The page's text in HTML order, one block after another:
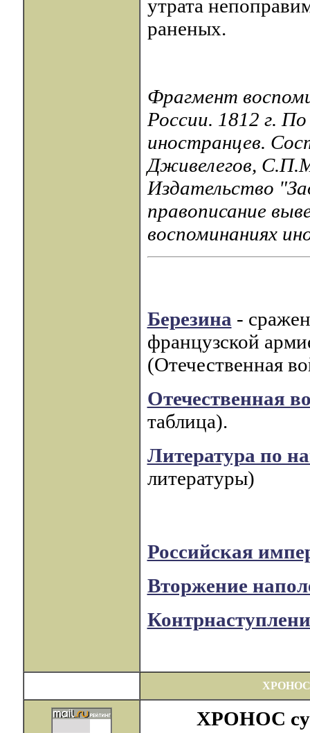
утрата
раненых.
Фрагмент
России. 1812 г.
иностранцев.
Дживелегов,
Издательство
правописание
воспоминаниях
Березина -
французской
(Отечественная
Отечественная
таблица).
Литература по
литературы)
Российская
Вторжение
ХРОНОС